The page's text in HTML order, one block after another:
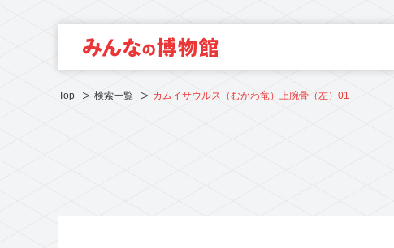
Top 検索一覧 カムイサウルス（むかわ竜）上腕骨（左）01